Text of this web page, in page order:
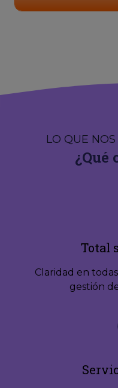
LO QUE
¿Qué
Total
Claridad en
gestión